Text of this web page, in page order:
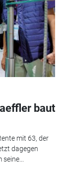
baut
mit 63, der
dagegen